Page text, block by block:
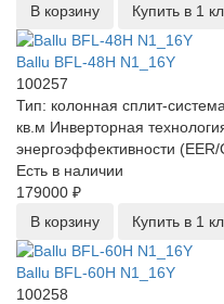
В корзину
Купить в 1
Ballu BFL-48H N1_16Y
100257
Тип: колонная сплит-система
кв.м Инверторная
энергоэффективности (EER/
Есть в наличии
179000 ₽
В корзину
Купить в 1
Ballu BFL-60H N1_16Y
100258